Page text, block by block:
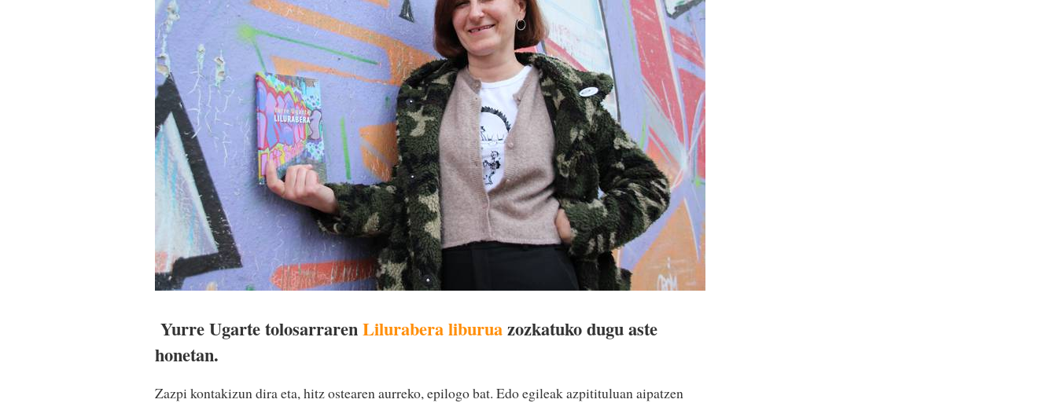
Yurre Ugarte tolosarrarenLilurabera liburuazozkatuko dugu aste
honetan.
Zazpi kontakizun dira eta, hitz ostearen aurreko, epilogo bat. Edo egileak azpitituluan aipatzen